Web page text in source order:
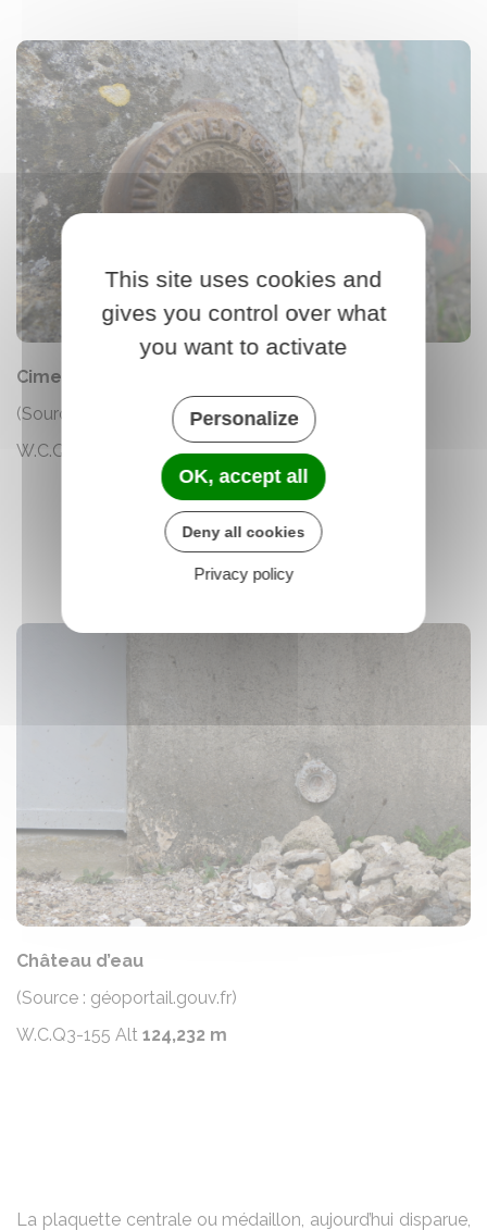
Cimetière
(Source : géoportail.gouv.fr)
W.C.Q3-154 Alt
123,892 m
Château d’eau
(Source : géoportail.gouv.fr)
W.C.Q3-155 Alt 124,232 m
La plaquette centrale ou médaillon, aujourd’hui disparue,
This site uses cookies and
gives you control over what
you want to activate
Personalize
OK, accept all
Deny all cookies
Privacy policy